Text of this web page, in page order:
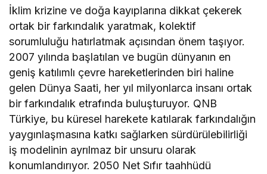
distribütörü oldu
İklim krizine ve doğa kayıplarına dikkat çekerek
ortak bir farkındalık yaratmak, kolektif
sorumluluğu hatırlatmak açısından önem taşıyor.
2007 yılında başlatılan ve bugün dünyanın en
geniş katılımlı çevre hareketlerinden biri haline
gelen Dünya Saati, her yıl milyonlarca insanı ortak
bir farkındalık etrafında buluşturuyor. QNB
Türkiye, bu küresel harekete katılarak farkındalığın
yaygınlaşmasına katkı sağlarken sürdürülebilirliği
iş modelinin ayrılmaz bir unsuru olarak
konumlandırıyor. 2050 Net Sıfır taahhüdü